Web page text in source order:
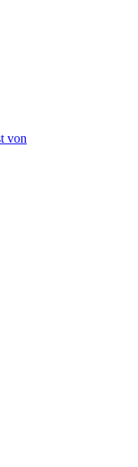
von